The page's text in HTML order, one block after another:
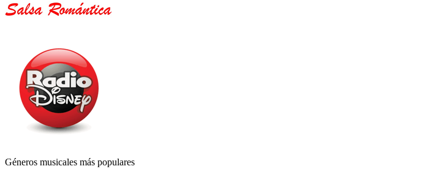
Géneros musicales más populares